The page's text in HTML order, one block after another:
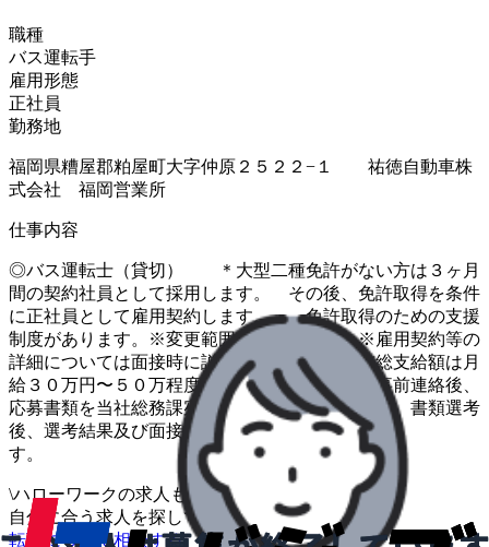
職種
バス運転手
雇用形態
正社員
勤務地
福岡県糟屋郡粕屋町大字仲原２５２２−１ 祐徳自動車株
式会社 福岡営業所
仕事内容
◎バス運転士（貸切） ＊大型二種免許がない方は３ヶ月
間の契約社員として採用します。 その後、免許取得を条件
に正社員として雇用契約します。 免許取得のための支援
制度があります。※変更範囲：変更なし ※雇用契約等の
詳細については面接時に説明します。 ※給与総支給額は月
給３０万円〜５０万程度（諸手当含む） ※事前連絡後、
応募書類を当社総務課宛に郵送してください。 書類選考
後、選考結果及び面接日時等を本人様へ連絡しま
す。 「働き方改革関連認定企業」
\ハローワークの求人も一括管理
自分に合う求人を探してもらう
転職について相談する